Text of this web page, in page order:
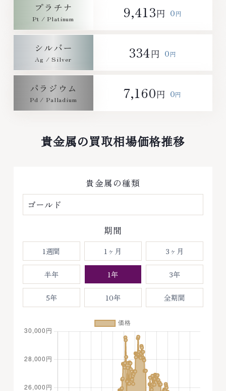
プラチナ 9,413円 0円
シルバー 334円 0円
パラジウム 7,160円 0円
貴金属の買取相場価格推移
貴金属の種類
期間
1週間 1ヶ月 3ヶ月
半年 1年 3年
5年 10年 全期間